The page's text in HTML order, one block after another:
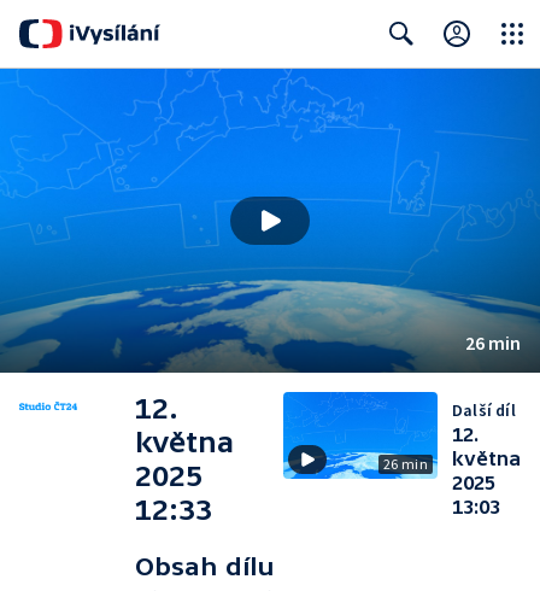
26 min
12.
května
2025
12:33
Obsah dílu
26 min
Další díl
12.
května
2025
13:03